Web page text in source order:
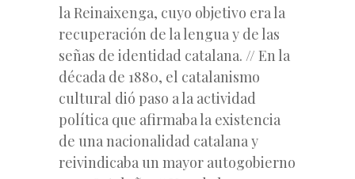
laReinaixenga, cuyo objetivo era la
recuperación de la lengua y de las
señas de identidad catalana. // En la
década de 1880, el catalanismo
cultural dió paso a la actividad
política que afirmaba la existencia
de una nacionalidad catalana y
reivindicaba un mayor autogobierno